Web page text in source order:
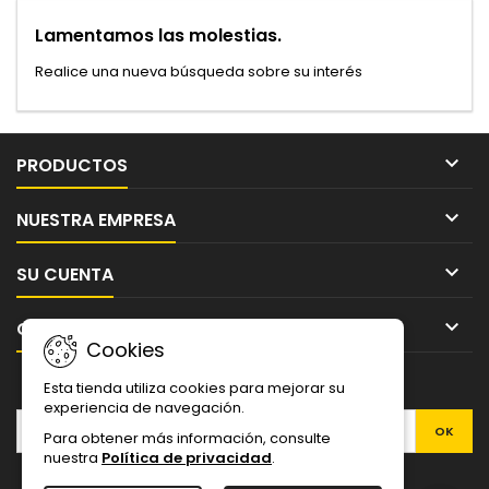
Lamentamos las molestias.
Realice una nueva búsqueda sobre su interés
PRODUCTOS 
NUESTRA EMPRESA 
SU CUENTA 
CONTACTO 
Cookies
Esta tienda utiliza cookies para mejorar su
experiencia de navegación.
Para obtener más información, consulte
nuestra Política de privacidad.
BOLETÍN